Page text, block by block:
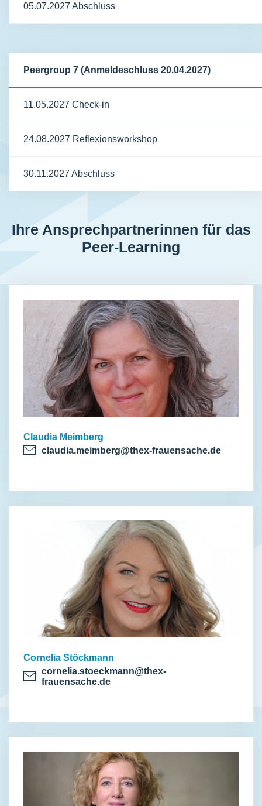
05.07.2027 Abschluss
Peergroup 7 (Anmeldeschluss 20.04.2027)
11.05.2027 Check-in
24.08.2027 Reflexionsworkshop
30.11.2027 Abschluss
Ihre Ansprechpartnerinnen für das
Peer-Learning
Claudia Meimberg
claudia.meimberg@thex-frauensache.de
Cornelia Stöckmann
cornelia.stoeckmann@thex-
frauensache.de